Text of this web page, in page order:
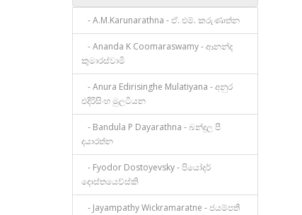
- A.M.Karunarathna - ඒ. එම්. කරුණාත්න
- Ananda K Coomaraswamy - ආනන්ද
කුමාරස්වාමි
- Anura Edirisinghe Mulatiyana - අනුර
එදිරිසිංහ මුලටියන
- Bandula P Dayarathna - බන්දුල පී
දයාරත්න
- Fyodor Dostoyevsky - පියෝදර්
දොස්තයෙව්ස්කි
- Jayampathy Wickramaratne - ජයම්පතී